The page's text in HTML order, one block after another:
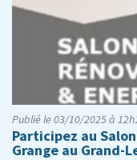
Publié le 03/10/2025 à
Participez au
Grange au Grand-